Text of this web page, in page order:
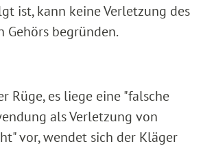
ist, kann keine Verletzung des
Gehörs begründen.
Rüge, es liege eine "falsche
als Verletzung von
vor, wendet sich der Kläger